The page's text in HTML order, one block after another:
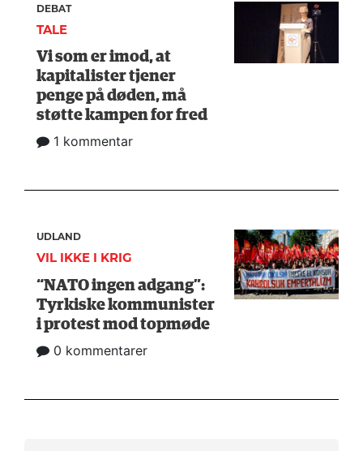
DEBAT
TALE
Vi som er imod, at
kapitalister tjener
penge på døden, må
støtte kampen for fred
1 kommentar
UDLAND
VIL IKKE I KRIG
“NATO ingen adgang”:
Tyrkiske kommunister
i protest mod topmøde
0 kommentarer